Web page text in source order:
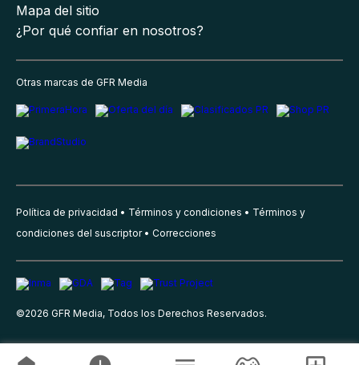
Mapa del sitio
¿Por qué confiar en nosotros?
Otras marcas de GFR Media
Política de privacidad Términos y condiciones
Términos y
condiciones del suscriptor
Correcciones
©2026 GFR Media, Todos los Derechos Reservados.